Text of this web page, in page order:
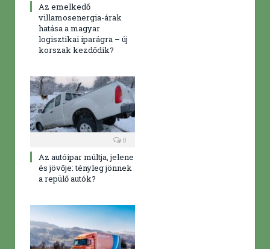
Az emelkedő
villamosenergia-árak
hatása a magyar
logisztikai iparágra – új
korszak kezdődik?
0
Az autóipar múltja, jelene
és jövője: tényleg jönnek
a repülő autók?